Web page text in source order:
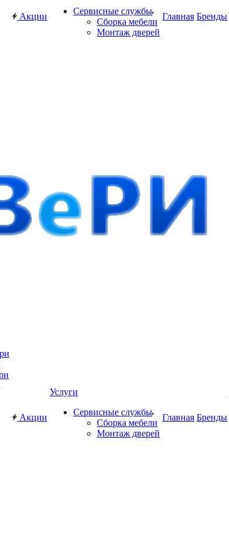
Акции
Сервисные службы
Сборка мебели
Монтаж дверей
Главная Бренды
Акции
Услуги
Сервисные службы
Сборка мебели
Монтаж дверей
Главная Бренды